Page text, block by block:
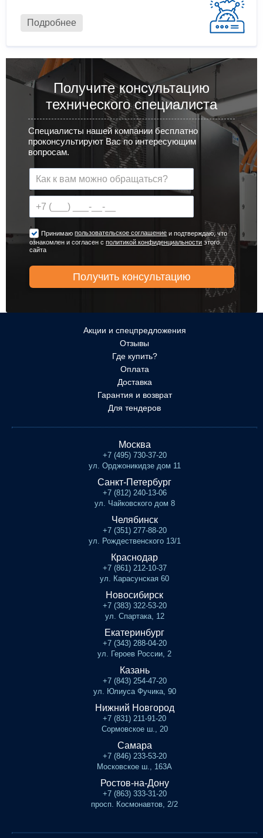
Подробнее
Получите консультацию
технического специалиста
Специалисты нашей компании бесплатно
проконсультируют Вас по интересующим
вопросам.
Принимаюпользовательское соглашение и подтверждаю, что
ознакомлен и согласен сполитикой конфиденциальности этого
сайта
Акции и спецпредложения
Отзывы
Где купить?
Оплата
Доставка
Гарантия и возврат
Для тендеров
Москва
+7 (495) 730-37-20
ул. Орджоникидзе дом 11
Санкт-Петербург
+7 (812) 240-13-06
ул. Чайковского дом 8
Челябинск
+7 (351) 277-88-20
ул. Рождественского 13/1
Краснодар
+7 (861) 212-10-37
ул. Карасунская 60
Новосибирск
+7 (383) 322-53-20
ул. Спартака, 12
Екатеринбург
+7 (343) 288-04-20
ул. Героев России, 2
Казань
+7 (843) 254-47-20
ул. Юлиуса Фучика, 90
Нижний Новгород
+7 (831) 211-91-20
Сормовское ш., 20
Самара
+7 (846) 233-53-20
Московское ш., 163А
Ростов-на-Дону
+7 (863) 333-31-20
просп. Космонавтов, 2/2